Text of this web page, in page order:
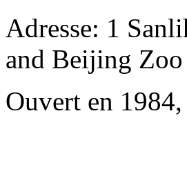
Adresse: 1
and Beijing Zoo
Ouvert en